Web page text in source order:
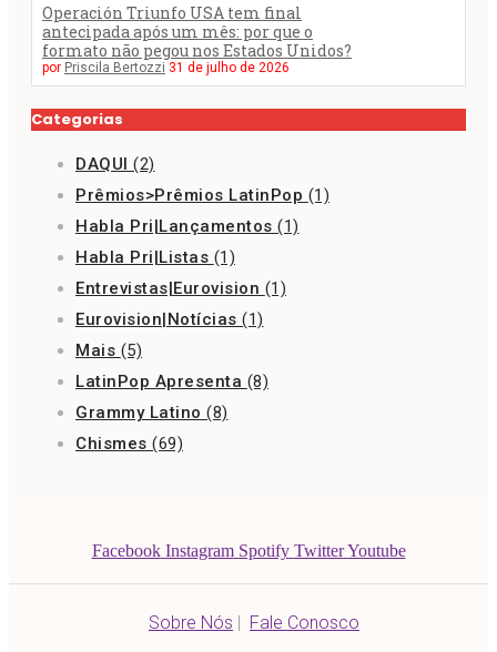
Operación Triunfo USA tem final
antecipada após um mês: por que o
formato não pegou nos Estados Unidos?
por Priscila Bertozzi 31 de julho de 2026
Categorias
DAQUI (2)
Prêmios>Prêmios LatinPop (1)
Habla Pri|Lançamentos (1)
Habla Pri|Listas (1)
Entrevistas|Eurovision (1)
Eurovision|Notícias (1)
Mais (5)
LatinPop Apresenta (8)
Grammy Latino (8)
Chismes (69)
Facebook Instagram Spotify Twitter Youtube
Sobre Nós | Fale Conosco